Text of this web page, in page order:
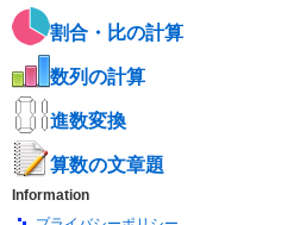
割合・比の計算
数列の計算
進数変換
算数の文章題
Information